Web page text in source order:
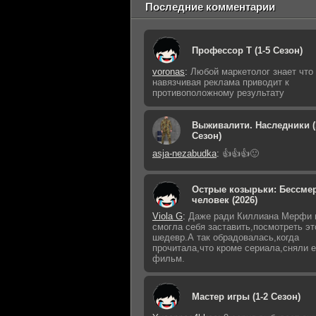
Последние комментарии
Профессор Т (1-5 Сезон)
voronas: Любой маркетолог знает что
навязчивая реклама приводит к
противоположному результату
Выживалити. Наследники
Сезон)
asja-nezabudka: 👍👍👍🙂
Острые козырьки:
человек (2026)
Viola G: Даже ради Киллиана Мерфи
смогла себя заставить,посмотреть
шедевр.А так обрадовалась,когда
прочитала,что кроме сериала,сняли
фильм.
Мастер игры (1-2 Сезон)